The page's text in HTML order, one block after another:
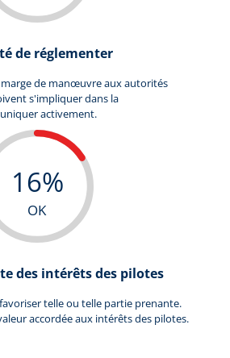
de réglementer
marge de manœuvre aux autorités
s'impliquer dans la
activement.
16%
OK
des intérêts des pilotes
telle ou telle partie prenante.
accordée aux intérêts des pilotes.